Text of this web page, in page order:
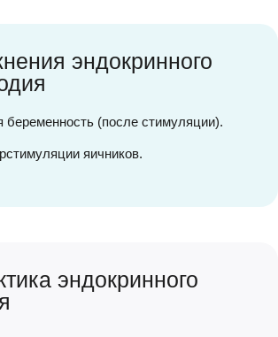
эндокринного
беременность (после стимуляции).
яичников.
эндокринного